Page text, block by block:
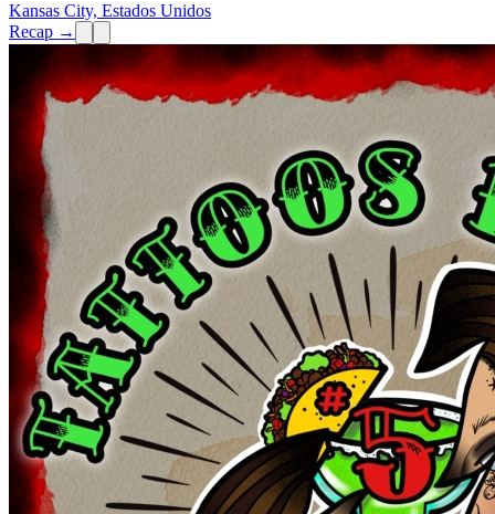
Kansas City, Estados Unidos
Recap →